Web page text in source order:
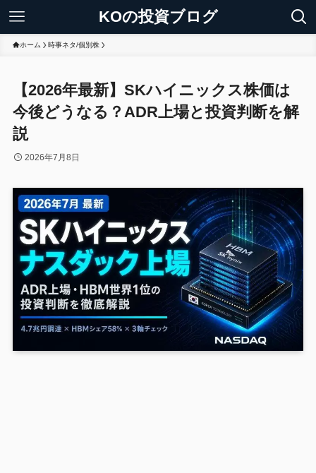
KOの投資ブログ
ホーム 時事ネタ/個別株
【2026年最新】SKハイニックス株価は
今後どうなる？ADR上場と投資判断を解
説
2026年7月8日